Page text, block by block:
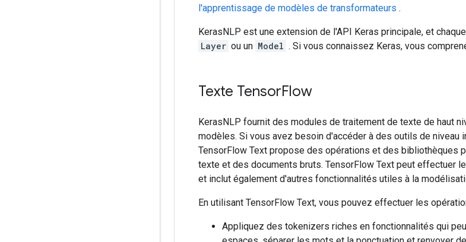
l'apprentissage de modèles de transformateurs .
KerasNLP est une extension de l'API Keras principale, et
Layer ou un Model . Si vous connaissez Keras, vous
Texte TensorFlow
KerasNLP fournit des modules de traitement de texte de haut
modèles. Si vous avez besoin d'accéder à des outils de niveau
TensorFlow Text propose des opérations et des bibliothèques
texte et des documents bruts. TensorFlow Text peut effectuer
et inclut également d'autres fonctionnalités utiles à la
En utilisant TensorFlow Text, vous pouvez effectuer les
Appliquez des tokenizers riches en fonctionnalités qui